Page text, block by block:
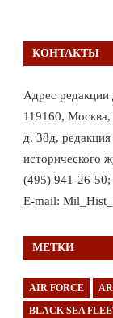
КОНТАКТЫ
Адрес редакции
119160,
д. 38д,
исторического
(495) 941-26-
E-mail:
МЕТКИ
AIR FORCE
BLACK SEA